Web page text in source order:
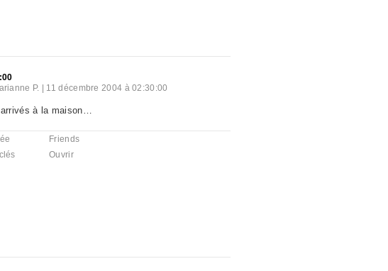
P. 11 décembre 2004 à 02:30:00
arrivés à la maison…
Friends
Ouvrir